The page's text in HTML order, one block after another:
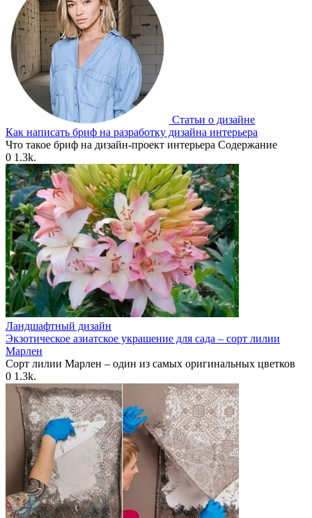
Статьи о дизайне
Как написать бриф на разработку дизайна интерьера
Что такое бриф на дизайн-проект интерьера Содержание
0 1.3k.
Ландшафтный дизайн
Экзотическое азиатское украшение для сада – сорт лилии
Марлен
Сорт лилии Марлен – один из самых оригинальных цветков
0 1.3k.